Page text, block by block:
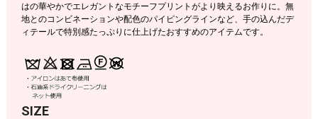
はの華やかでエレガントなモチーフプリントがより映えるお作りに。無
地とのコンビネーションや配色のパイピングラインなど、手の込んだデ
ィテールで特別感たっぷりに仕上げたおすすめのアイテムです。
SIZE